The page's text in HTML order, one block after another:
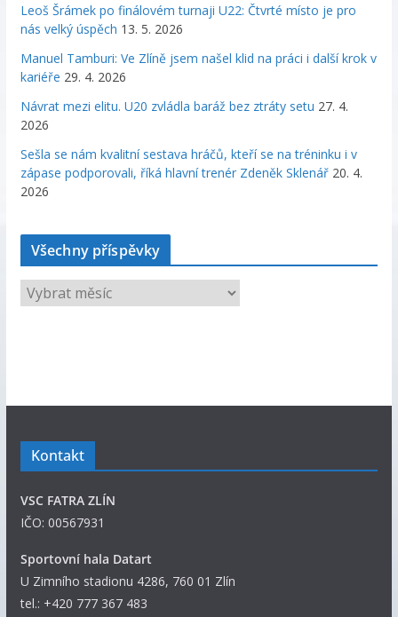
Leoš Šrámek po finálovém turnaji U22: Čtvrté místo je pro
nás velký úspěch 13. 5. 2026
Manuel Tamburi: Ve Zlíně jsem našel klid na práci i další krok v
kariéře 29. 4. 2026
Návrat mezi elitu. U20 zvládla baráž bez ztráty setu 27. 4.
2026
Sešla se nám kvalitní sestava hráčů, kteří se na tréninku i v
zápase podporovali, říká hlavní trenér Zdeněk Sklenář 20. 4.
2026
Všechny příspěvky
š
p
ě
v
k
Kontakt
VSC FATRA ZLÍN
IČO: 00567931
Sportovní hala Datart
U Zimního stadionu 4286, 760 01 Zlín
tel.: +420 777 367 483